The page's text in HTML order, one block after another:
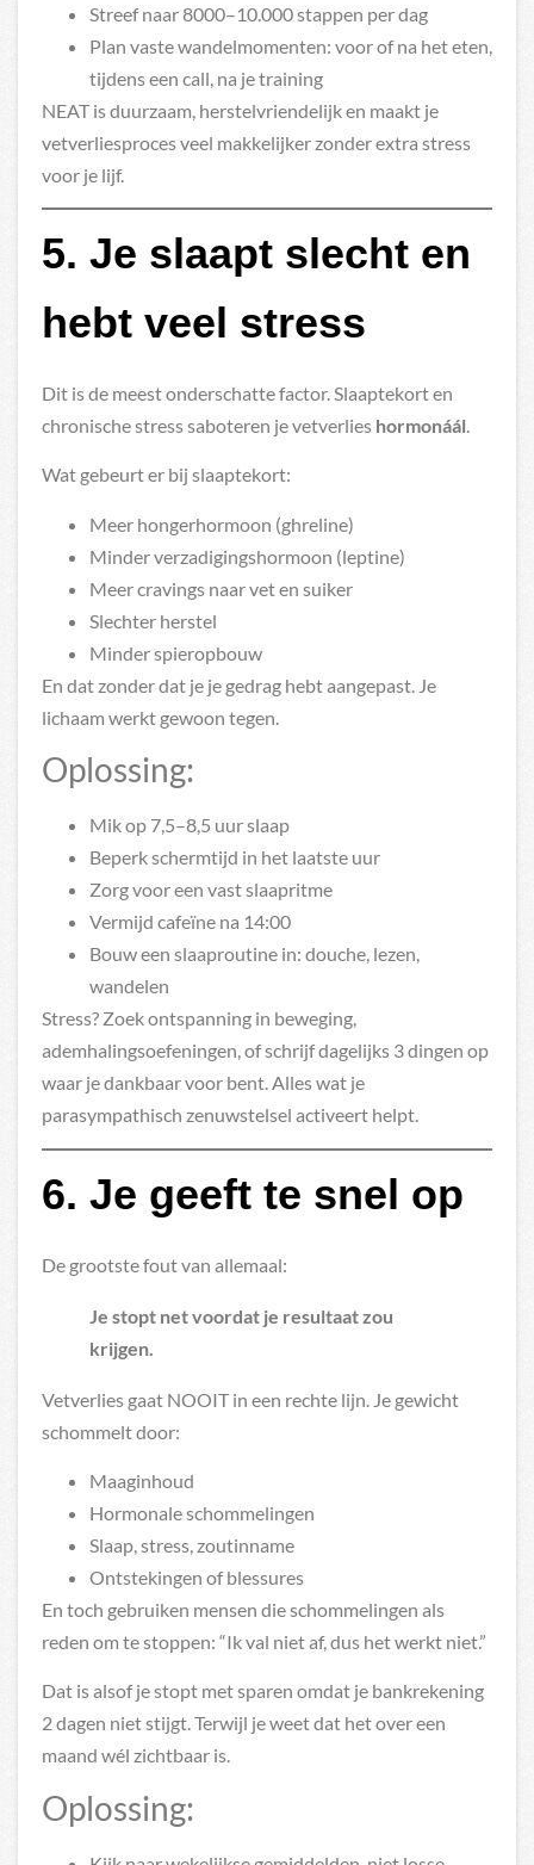
Streef naar 8000–10.000 stappen per dag
Plan vaste wandelmomenten: voor of na het eten,
tijdens een call, na je training
NEAT is duurzaam, herstelvriendelijk en maakt je
vetverliesproces veel makkelijker zonder extra stress
voor je lijf.
5. Je slaapt slecht en
hebt veel stress
Dit is de meest onderschatte factor. Slaaptekort en
chronische stress saboteren je vetverlies hormonáál.
Wat gebeurt er bij slaaptekort:
Meer hongerhormoon (ghreline)
Minder verzadigingshormoon (leptine)
Meer cravings naar vet en suiker
Slechter herstel
Minder spieropbouw
En dat zonder dat je je gedrag hebt aangepast. Je
lichaam werkt gewoon tegen.
Oplossing:
Mik op 7,5–8,5 uur slaap
Beperk schermtijd in het laatste uur
Zorg voor een vast slaapritme
Vermijd cafeïne na 14:00
Bouw een slaaproutine in: douche, lezen,
wandelen
Stress? Zoek ontspanning in beweging,
ademhalingsoefeningen, of schrijf dagelijks 3 dingen op
waar je dankbaar voor bent. Alles wat je
parasympathisch zenuwstelsel activeert helpt.
6. Je geeft te snel op
De grootste fout van allemaal:
Je stopt net voordat je resultaat zou
krijgen.
Vetverlies gaat NOOIT in een rechte lijn. Je gewicht
schommelt door:
Maaginhoud
Hormonale schommelingen
Slaap, stress, zoutinname
Ontstekingen of blessures
En toch gebruiken mensen die schommelingen als
reden om te stoppen: “Ik val niet af, dus het werkt niet.”
Dat is alsof je stopt met sparen omdat je bankrekening
2 dagen niet stijgt. Terwijl je weet dat het over een
maand wél zichtbaar is.
Oplossing: